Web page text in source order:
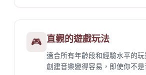
🎮 直觀的遊戲玩法
適合所有年齡段和經驗水平的
創建音樂變得容易，即使你不是